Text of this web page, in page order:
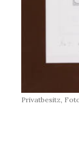
Privatbesitz,